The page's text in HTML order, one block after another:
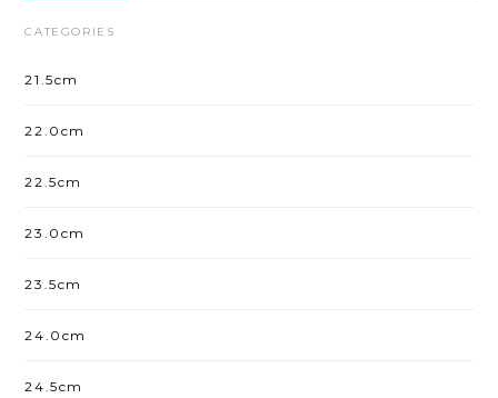
CATEGORIES
21.5cm
22.0cm
22.5cm
23.0cm
23.5cm
24.0cm
24.5cm